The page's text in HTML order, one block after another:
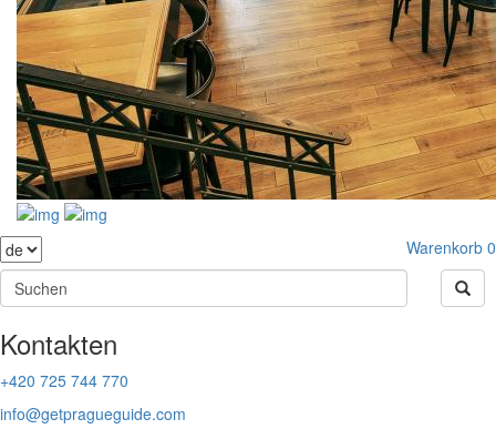
Warenkorb 0
Kontakten
+420 725 744 770
info@getpragueguide.com